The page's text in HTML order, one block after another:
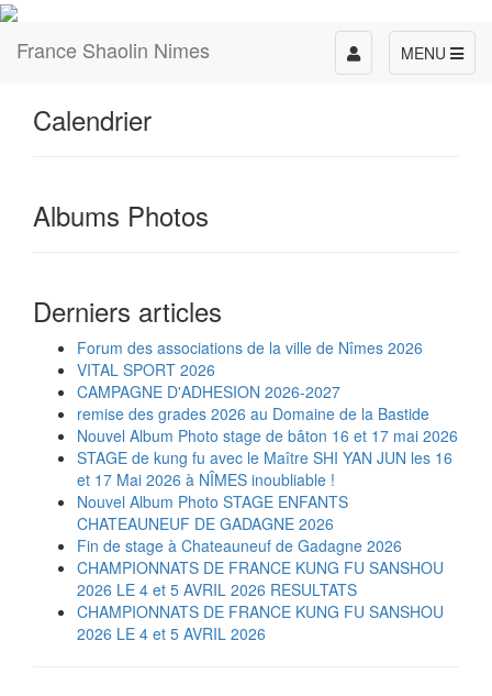
France Shaolin Nimes MENU
Toggle
navigation
Calendrier
Albums Photos
Derniers articles
Forum des associations de la ville de Nîmes 2026
VITAL SPORT 2026
CAMPAGNE D'ADHESION 2026-2027
remise des grades 2026 au Domaine de la Bastide
Nouvel Album Photo stage de bâton 16 et 17 mai 2026
STAGE de kung fu avec le Maître SHI YAN JUN les 16
et 17 Mai 2026 à NÎMES inoubliable !
Nouvel Album Photo STAGE ENFANTS
CHATEAUNEUF DE GADAGNE 2026
Fin de stage à Chateauneuf de Gadagne 2026
CHAMPIONNATS DE FRANCE KUNG FU SANSHOU
2026 LE 4 et 5 AVRIL 2026 RESULTATS
CHAMPIONNATS DE FRANCE KUNG FU SANSHOU
2026 LE 4 et 5 AVRIL 2026